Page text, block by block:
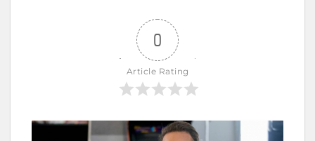
0
Article Rating